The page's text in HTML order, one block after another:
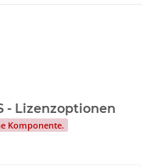
- Lizenzoptionen
Komponente.